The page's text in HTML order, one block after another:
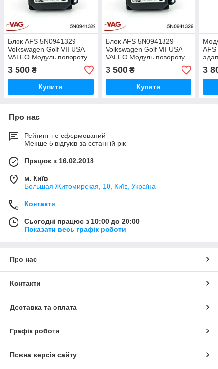
Блок AFS 5N0941329
Volkswagen Golf VII USA
VALEO Модуль повороту
фар фольксваген Гольф 7
3 500 ₴
Купити
Блок AFS 5N0941329
Volkswagen Golf VII USA
VALEO Модуль повороту
фар фольксваген Гольф 7
3 500₴
Купити
AFS
3
Про нас
Рейтинг не сформований
Менше 5 відгуків за останній рік
Працює з 16.02.2018
м. Київ
Большая Житомирская, 10, Київ, Україна
Контакти
Сьогодні працює з 10:00 до 20:00
Показати весь графік роботи
Про нас
Контакти
Доставка та оплата
Графік роботи
Повна версія сайту